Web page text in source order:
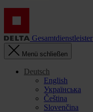
Menü schließen
Deutsch
English
Українська
Čeština
Slovenčina